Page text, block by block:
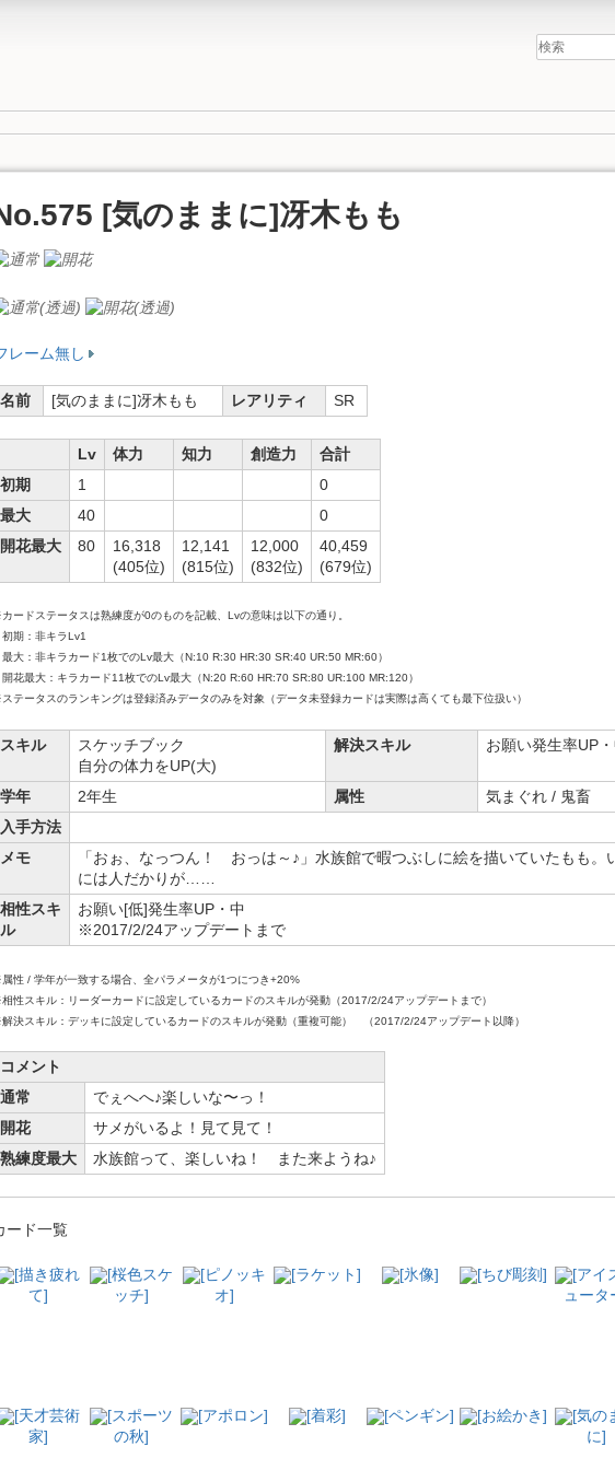
[気のままに]冴木もも
レーム無し
名前 [気のままに]冴木もも レアリティ SR
Lv 体力 知力 創造力
合計
初期
1
0
最大
40
0
開花最大
80
16,318
(405位)
12,141
(815位)
12,000
(832位)
40,459
(679位)
ードステータスは熟練度が0のものを記載、Lvの意味は以下の通り。
期：非キラLv1
大：非キラカード1枚でのLv最大（N:10 R:30 HR:30 SR:40 UR:50 MR:60）
花最大：キラカード11枚でのLv最大（N:20 R:60 HR:70 SR:80 UR:100 MR:120）
テータスのランキングは登録済みデータのみを対象（データ未登録カードは実際は高くても最下位扱い）
スキル
スケッチブック
自分の体力をUP(大)
解決スキル お願い発生率UP・
学年 2年生 属性
気まぐれ / 鬼畜
入手方法
メモ
「おぉ、なっつん！ おっは～♪」水族館で暇つぶしに絵を描いていたもも。
には人だかりが……
相性スキ
ル
お願い[低]発生率UP・中
※2017/2/24アップデートまで
性 / 学年が一致する場合、全パラメータが1つにつき+20%
性スキル：リーダーカードに設定しているカードのスキルが発動（2017/2/24アップデートまで）
決スキル：デッキに設定しているカードのスキルが発動（重複可能） （2017/2/24アップデート以降）
コメント
通常
でぇへへ♪楽しいな〜っ！
開花
サメがいるよ！見て見て！
熟練度最大
水族館って、楽しいね！ また来ようね♪
ード一覧
[描き疲れ
て]
[桜色スケ
ッチ]
[ピノッキ
オ]
[ラケット] [氷像] [ちび彫刻]
[アイ
ュータ
[天才芸術
家]
[スポーツ
の秋]
[アポロン] [着彩] [ペンギン] [お絵かき]
[気の
に]